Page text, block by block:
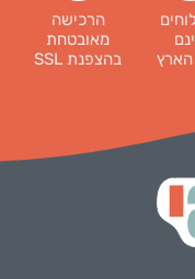
הרכישה
מאובטחת
בהצפנת SSL